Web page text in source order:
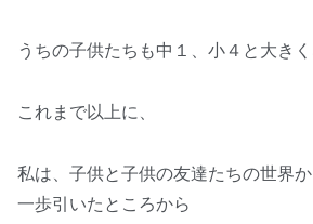
うちの子供たちも中１、小４と大き
これまで以上に、
私は、子供と子供の友達たちの世界か
一歩引いたところから